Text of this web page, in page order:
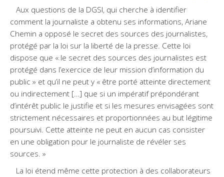
Aux questions de la DGSI, qui cherche à identifier
comment la journaliste a obtenu ses informations, Ariane
Chemin a opposé le secret des sources des journalistes,
protégé par la loi sur la liberté de la presse. Cette loi
dispose que « le secret des sources des journalistes est
protégé dans l’exercice de leur mission d’information du
public » et qu’il ne peut y « être porté atteinte directement
ou indirectement […] que si un impératif prépondérant
d’intérêt public le justifie et si les mesures envisagées sont
strictement nécessaires et proportionnées au but légitime
poursuivi. Cette atteinte ne peut en aucun cas consister
en une obligation pour le journaliste de révéler ses
sources. »
La loi étend même cette protection à des collaborateurs